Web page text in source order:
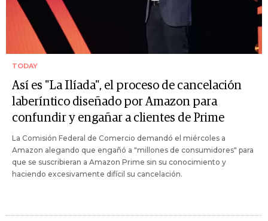
TODAY
Así es "La Ilíada", el proceso de cancelación
laberíntico diseñado por Amazon para
confundir y engañar a clientes de Prime
La Comisión Federal de Comercio demandó el miércoles a
Amazon alegando que engañó a "millones de consumidores" para
que se suscribieran a Amazon Prime sin su conocimiento y
haciendo excesivamente difícil su cancelación.